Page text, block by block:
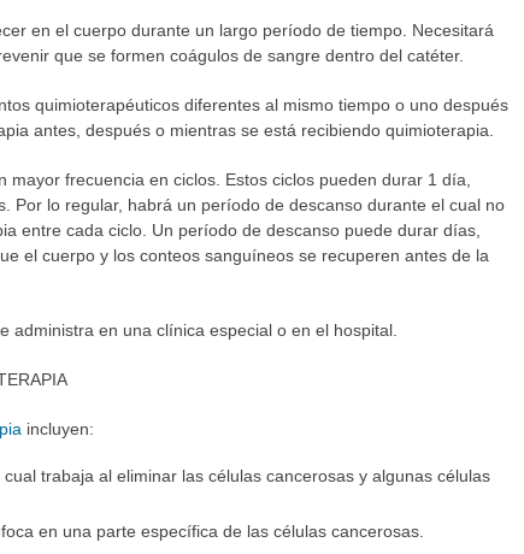
en el cuerpo durante un largo período de tiempo. Necesitará
que se formen coágulos de sangre dentro del catéter.
quimioterapéuticos diferentes al mismo tiempo o uno después
antes, después o mientras se está recibiendo quimioterapia.
mayor frecuencia en ciclos. Estos ciclos pueden durar 1 día,
Por lo regular, habrá un período de descanso durante el cual no
entre cada ciclo. Un período de descanso puede durar días,
el cuerpo y los conteos sanguíneos se recuperen antes de la
administra en una clínica especial o en el hospital.
incluyen:
trabaja al eliminar las células cancerosas y algunas células
en una parte específica de las células cancerosas.